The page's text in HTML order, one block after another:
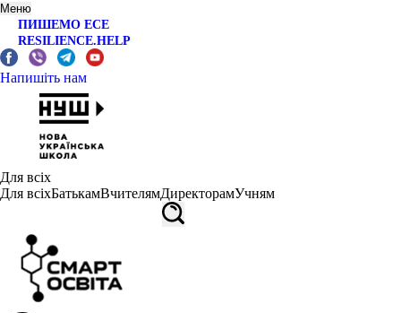
Меню
ПИШЕМО ЕСЕ
RESILIENCE.HELP
Напишіть нам
Для всіх
Для всіхБатькамВчителямДиректорамУчням